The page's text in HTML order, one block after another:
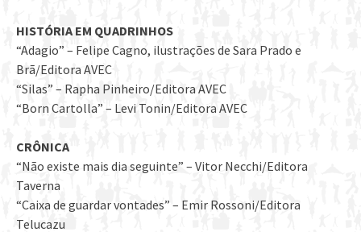
HISTÓRIA EM QUADRINHOS
“Adagio” – Felipe Cagno, ilustrações de Sara Prado e
Brã/Editora AVEC
“Silas” – Rapha Pinheiro/Editora AVEC
“Born Cartolla” – Levi Tonin/Editora AVEC
CRÔNICA
“Não existe mais dia seguinte” – Vitor Necchi/Editora
Taverna
“Caixa de guardar vontades” – Emir Rossoni/Editora
Telucazu